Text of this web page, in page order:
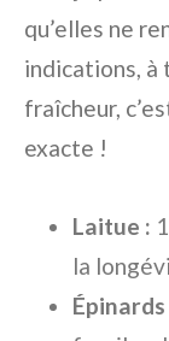
qu’elles ne
indications, à
fraîcheur,
exacte !
Laitue :
la
Épinards